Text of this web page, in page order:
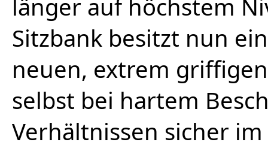
länger auf höchstem
Sitzbank besitzt nun
neuen, extrem
selbst bei hartem
Verhältnissen sicher